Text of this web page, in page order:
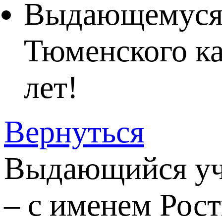
Выдающемуся
Тюменского
лет!
Вернуться
Выдающийся
– с именем